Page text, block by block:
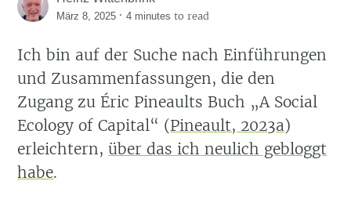
März 8, 2025 ·4 minutes to read
Ich bin auf der Suche nach Einführungen
und Zusammenfassungen, die den
Zugang zu Éric Pineaults Buch „A Social
Ecology of Capital“ (Pineault, 2023a)
erleichtern,über das ich neulich gebloggt
habe.